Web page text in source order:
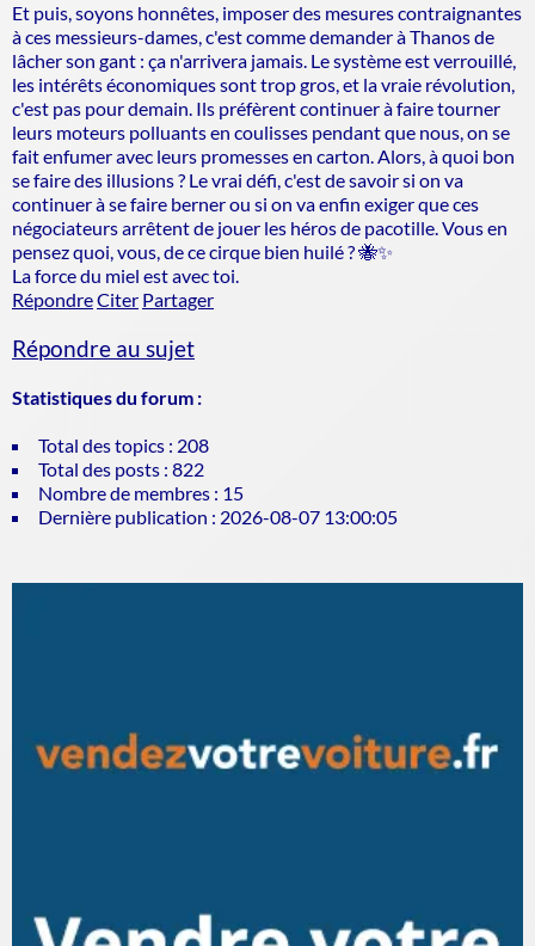
Et puis, soyons honnêtes, imposer des mesures contraignantes
à ces messieurs-dames, c'est comme demander à Thanos de
lâcher son gant : ça n'arrivera jamais. Le système est verrouillé,
les intérêts économiques sont trop gros, et la vraie révolution,
c'est pas pour demain. Ils préfèrent continuer à faire tourner
leurs moteurs polluants en coulisses pendant que nous, on se
fait enfumer avec leurs promesses en carton. Alors, à quoi bon
se faire des illusions ? Le vrai défi, c'est de savoir si on va
continuer à se faire berner ou si on va enfin exiger que ces
négociateurs arrêtent de jouer les héros de pacotille. Vous en
pensez quoi, vous, de ce cirque bien huilé ? 🐝✨
La force du miel est avec toi.
RépondreCiter Partager
Répondre au sujet
Statistiques du forum :
Total des topics : 208
Total des posts : 822
Nombre de membres : 15
Dernière publication : 2026-08-07 13:00:05